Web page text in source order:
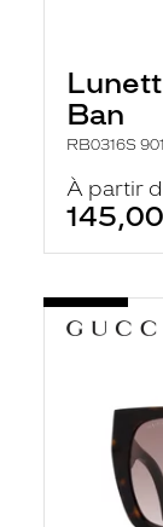
Ban
RB0316S
À partir